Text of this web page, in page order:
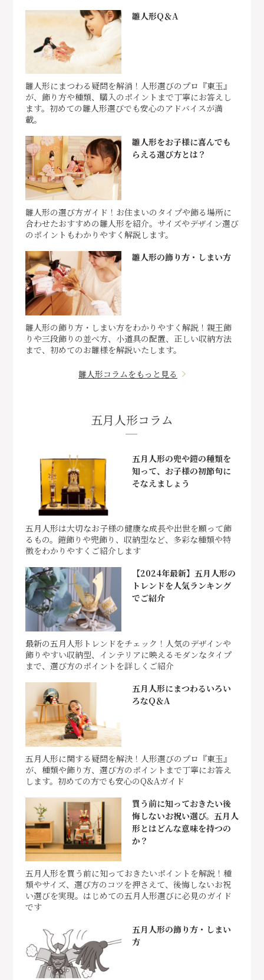
雛人形Q＆A
雛人形にまつわる疑問を解消！人形選びのプロ『東玉』
が、飾り方や種類、購入のポイントまで丁寧にお答えし
ます。初めての雛人形選びでも安心のアドバイスが満
載。
雛人形をお子様に喜んでも
らえる選び方とは？
雛人形の選び方ガイド！お住まいのタイプや飾る場所に
合わせたおすすめの雛人形を紹介。サイズやデザイン選び
のポイントもわかりやすく解説します。
雛人形の飾り方・しまい方
雛人形の飾り方・しまい方をわかりやすく解説！親王飾
りや三段飾りの並べ方、小道具の配置、正しい収納方法
まで、初めてのお雛様を解説いたします。
雛人形コラムをもっと見る
五月人形コラム
五月人形の兜や鎧の種類を
知って、お子様の初節句に
そなえましょう
五月人形は大切なお子様の健康な成長や出世を願って飾
るもの。鎧飾りや兜飾り、収納型など、多彩な種類や特
徴をわかりやすくご紹介します
【2024年最新】五月人形の
トレンドを人気ランキング
でご紹介
最新の五月人形トレンドをチェック！人気のデザインや
飾りやすい収納型、インテリアに映えるモダンなタイプ
まで、選び方のポイントを詳しくご紹介
五月人形にまつわるいろい
ろなQ＆A
五月人形に関する疑問を解決！人形選びのプロ『東玉』
が、種類や飾り方、選び方のポイントまで丁寧にお答え
します。初めての方でも安心のQ&Aガイド
買う前に知っておきたい後
悔しないお祝い選び。五月人
形とはどんな意味を持つの
か？
五月人形を買う前に知っておきたいポイントを解説！種
類やサイズ、選び方のコツを押さえて、後悔しないお祝
い選びを実現。はじめての五月人形選びに必見のガイド
です
五月人形の飾り方・しまい
方